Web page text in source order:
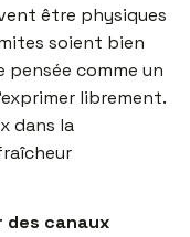
être physiques
soient bien
pensée comme un
librement.
dans la
des canaux